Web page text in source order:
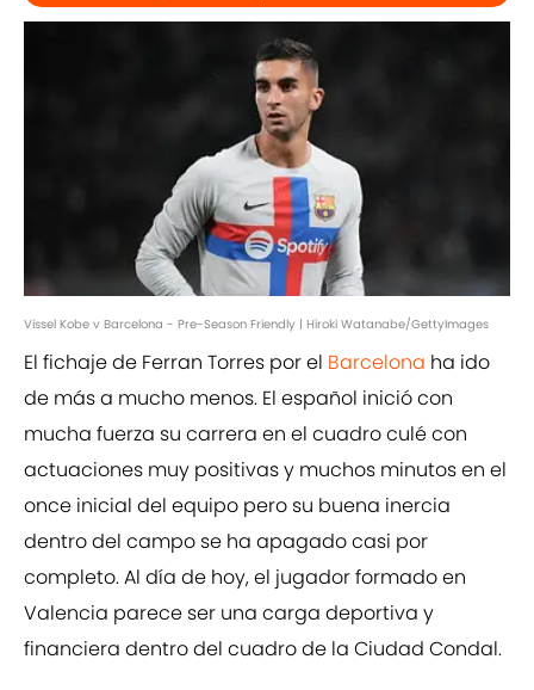
Vissel Kobe v Barcelona - Pre-Season Friendly | Hiroki Watanabe/GettyImages
El fichaje de Ferran Torres por el Barcelona ha ido
de más a mucho menos. El español inició con
mucha fuerza su carrera en el cuadro culé con
actuaciones muy positivas y muchos minutos en el
once inicial del equipo pero su buena inercia
dentro del campo se ha apagado casi por
completo. Al día de hoy, el jugador formado en
Valencia parece ser una carga deportiva y
financiera dentro del cuadro de la Ciudad Condal.